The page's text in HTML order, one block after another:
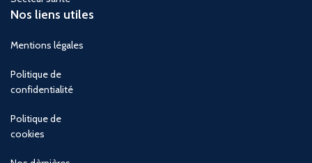
Nos liens utiles
Mentions légales
Politique de
confidentialité
Politique de
cookies